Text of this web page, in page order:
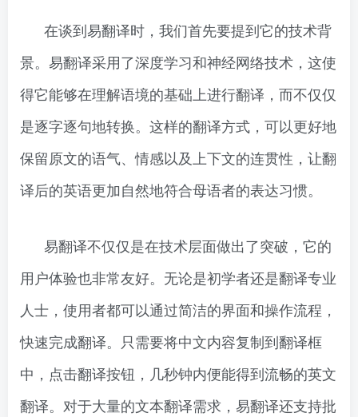
在谈到易翻译时，我们首先要提到它的技术背
景。易翻译采用了深度学习和神经网络技术，这使
得它能够在理解语境的基础上进行翻译，而不仅仅
是逐字逐句地转换。这样的翻译方式，可以更好地
保留原文的语气、情感以及上下文的连贯性，让翻
译后的英语更加自然地符合母语者的表达习惯。
易翻译不仅仅是在技术层面做出了突破，它的
用户体验也非常友好。无论是初学者还是翻译专业
人士，使用者都可以通过简洁的界面和操作流程，
快速完成翻译。只需要将中文内容复制到翻译框
中，点击翻译按钮，几秒钟内便能得到流畅的英文
翻译。对于大量的文本翻译需求，易翻译还支持批